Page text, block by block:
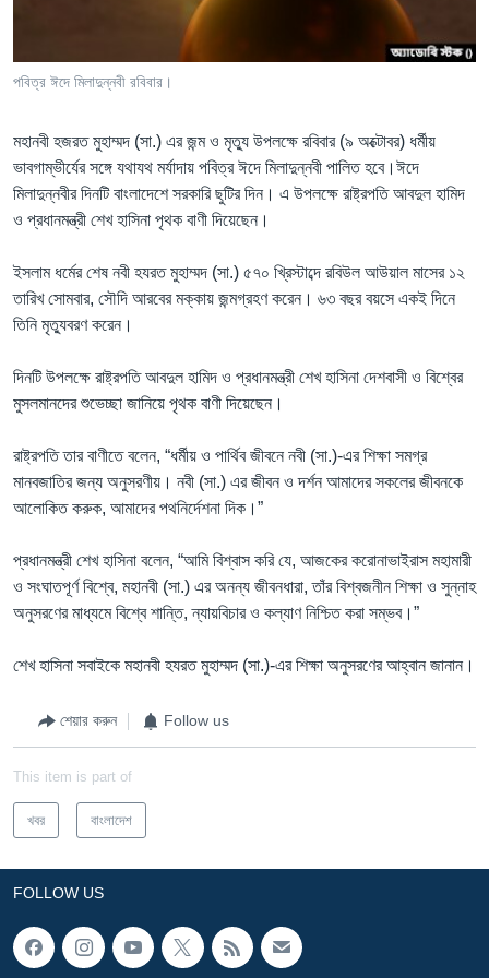
FOLLOW US
অন্য ভাষায় ওয়েব সাইট
পবিত্র ঈদে মিলাদুন্নবী রবিবার।
মহানবী হজরত মুহাম্মদ (সা.) এর জন্ম ও মৃত্যু উপলক্ষে রবিবার (৯ অক্টোবর) ধর্মীয়
ভাবগাম্ভীর্যের সঙ্গে যথাযথ মর্যাদায় পবিত্র ঈদে মিলাদুন্নবী পালিত হবে।ঈদে
মিলাদুন্নবীর দিনটি বাংলাদেশে সরকারি ছুটির দিন। এ উপলক্ষে রাষ্ট্রপতি আবদুল হামিদ
ও প্রধানমন্ত্রী শেখ হাসিনা পৃথক বাণী দিয়েছেন।
ইসলাম ধর্মের শেষ নবী হযরত মুহাম্মদ (সা.) ৫৭০ খ্রিস্টাব্দে রবিউল আউয়াল মাসের ১২
তারিখ সোমবার, সৌদি আরবের মক্কায় জন্মগ্রহণ করেন। ৬৩ বছর বয়সে একই দিনে
তিনি মৃত্যুবরণ করেন।
দিনটি উপলক্ষে রাষ্ট্রপতি আবদুল হামিদ ও প্রধানমন্ত্রী শেখ হাসিনা দেশবাসী ও বিশ্বের
মুসলমানদের শুভেচ্ছা জানিয়ে পৃথক বাণী দিয়েছেন।
রাষ্ট্রপতি তার বাণীতে বলেন, “ধর্মীয় ও পার্থিব জীবনে নবী (সা.)-এর শিক্ষা সমগ্র
মানবজাতির জন্য অনুসরণীয়। নবী (সা.) এর জীবন ও দর্শন আমাদের সকলের জীবনকে
আলোকিত করুক, আমাদের পথনির্দেশনা দিক।”
প্রধানমন্ত্রী শেখ হাসিনা বলেন, “আমি বিশ্বাস করি যে, আজকের করোনাভাইরাস মহামারী
ও সংঘাতপূর্ণ বিশ্বে, মহানবী (সা.) এর অনন্য জীবনধারা, তাঁর বিশ্বজনীন শিক্ষা ও সুন্নাহ
অনুসরণের মাধ্যমে বিশ্বে শান্তি, ন্যায়বিচার ও কল্যাণ নিশ্চিত করা সম্ভব।”
শেখ হাসিনা সবাইকে মহানবী হযরত মুহাম্মদ (সা.)-এর শিক্ষা অনুসরণের আহ্বান জানান।
শেয়ার করুন Follow us
This item is part of
খবর বাংলাদেশ
FOLLOW US